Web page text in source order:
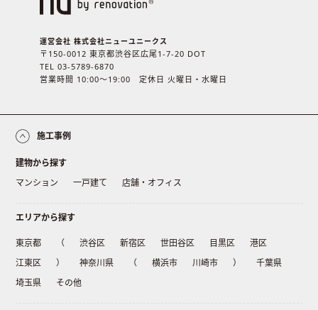
運営会社 株式会社ニューユニークス
〒150-0012 東京都渋谷区広尾1-7-20 DOT
TEL 03-5789-6870
営業時間 10:00〜19:00 定休日 火曜日・水曜日
施工事例
建物から探す
マンション
一戸建て 店舗・オフィス
エリアから探す
東京都 （ 渋谷区 新宿区 世田谷区 目黒区
港区
江東区
） 神奈川県 （ 横浜市 川崎市 ）
千葉県
埼玉県
その他